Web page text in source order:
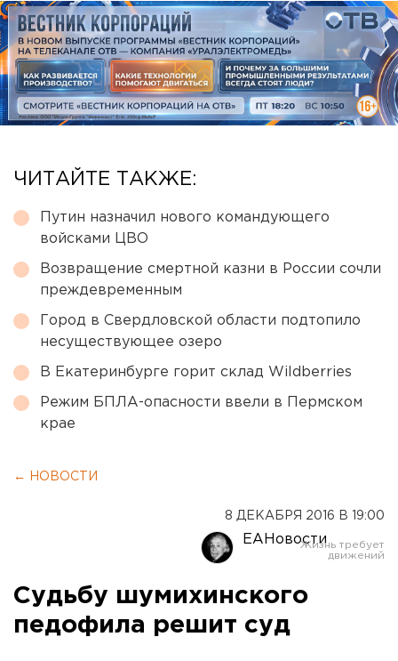
ЧИТАЙТЕ ТАКЖЕ:
Путин назначил нового командующего
войсками ЦВО
Возвращение смертной казни в России сочли
преждевременным
Город в Свердловской области подтопило
несуществующее озеро
В Екатеринбурге горит склад Wildberries
Режим БПЛА-опасности ввели в Пермском
крае
← НОВОСТИ
8 ДЕКАБРЯ 2016 В 19:00
ЕАНовости
Судьбу шумихинского
педофила решит суд